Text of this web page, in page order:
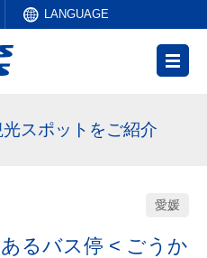
LANGUAGE
スポットをご紹介
愛媛
るバス停 < ごうか